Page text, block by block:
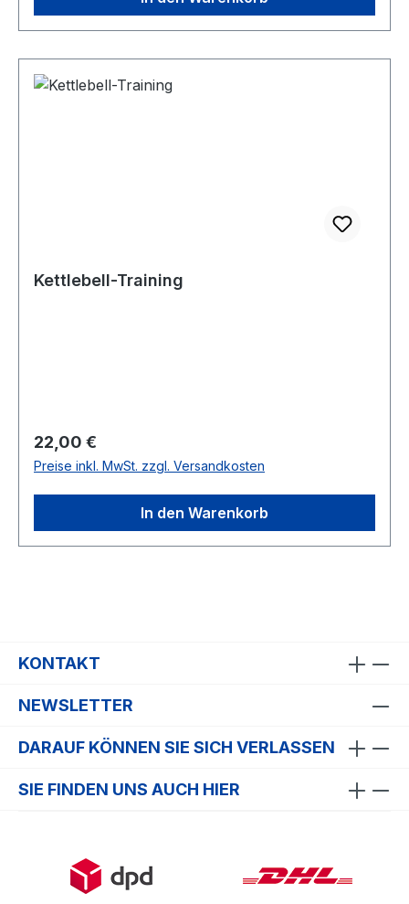
Kettlebell-Training
Regulärer Preis:
22,00 €
Preise inkl. MwSt. zzgl. Versandkosten
In den Warenkorb
KONTAKT
NEWSLETTER
DARAUF KÖNNEN SIE SICH VERLASSEN
SIE FINDEN UNS AUCH HIER